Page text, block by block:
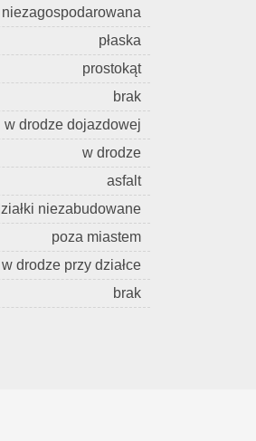
niezagospodarowana
płaska
prostokąt
brak
w drodze dojazdowej
w drodze
asfalt
niezabudowane
poza miastem
w drodze przy działce
brak